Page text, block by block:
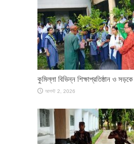
কুমিল্লা বিভিন্ন শিক্ষাপ্রতিষ্ঠান ও
আগস্ট 2, 2026